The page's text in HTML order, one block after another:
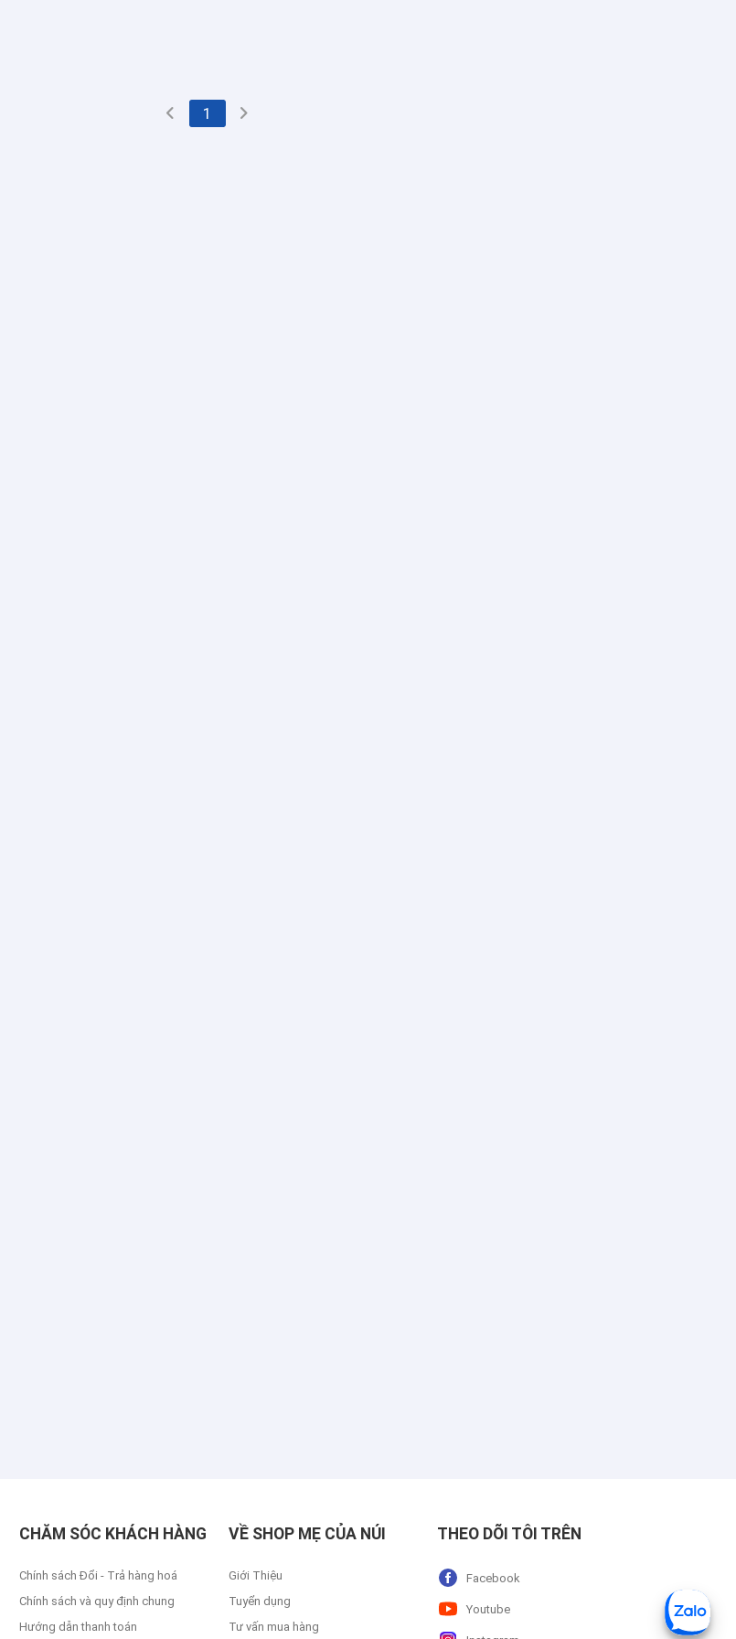
1
CHĂM SÓC KHÁCH HÀNG
Chính sách Đổi - Trả hàng hoá
Chính sách và quy định chung
Hướng dẫn thanh toán
VỀ SHOP MẸ CỦA NÚI
Giới Thiệu
Tuyển dụng
Tư vấn mua hàng
THEO DÕI TÔI TRÊN
Facebook
Youtube